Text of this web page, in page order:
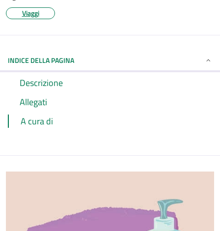
Viaggi
INDICE DELLA PAGINA
Descrizione
Allegati
A cura di